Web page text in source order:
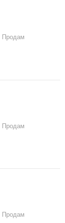
Продам
Продам
Продам